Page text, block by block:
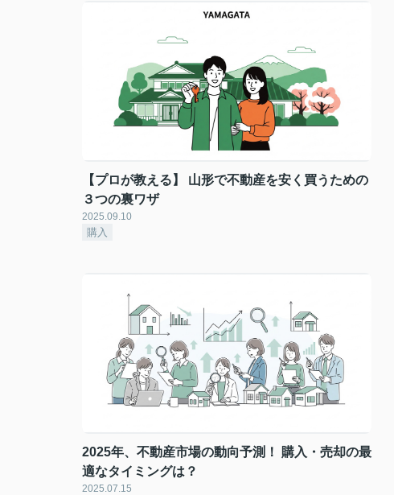
【プロが教える】 山形で不動産を安く買うための
３つの裏ワザ
2025.09.10
購入
2025年、不動産市場の動向予測！ 購入・売却の最
適なタイミングは？
2025.07.15